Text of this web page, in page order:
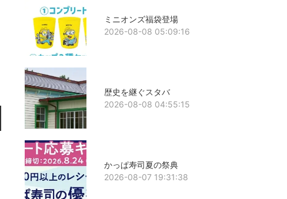
ミニオンズ福袋登場
2026-08-08 05:09:16
歴史を継ぐスタバ
2026-08-08 04:55:15
かっぱ寿司夏の祭典
2026-08-07 19:31:38